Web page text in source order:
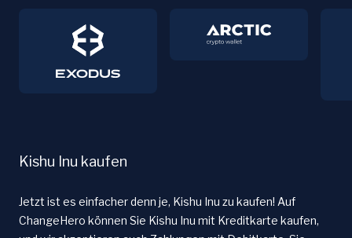
Kishu Inu kaufen
Jetzt ist es einfacher denn je, Kishu Inu zu kaufen! Auf
ChangeHero können Sie Kishu Inu mit Kreditkarte kaufen,